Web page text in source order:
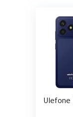
Ulefone